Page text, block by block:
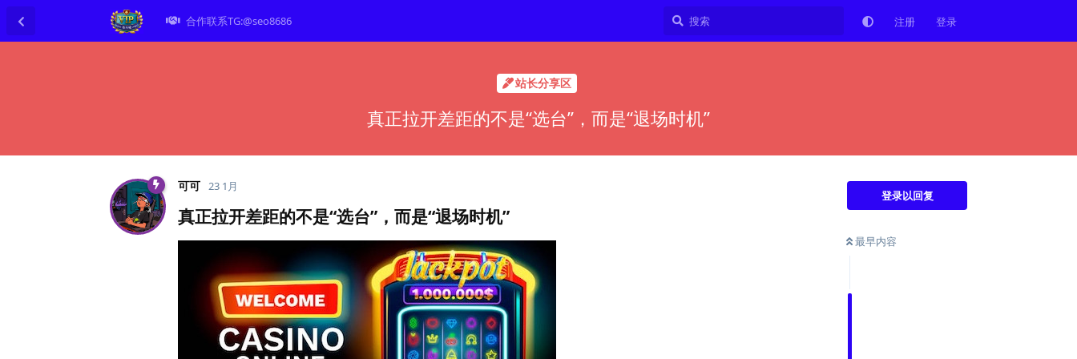
合作联系TG:@seo8686 注册 登录
站长分享区
真正拉开差距的不是“选台”，而是“退场时机”
登录以回复
最早内容
可可 23 1月
真正拉开差距的不是“选台”，而是“退场时机”